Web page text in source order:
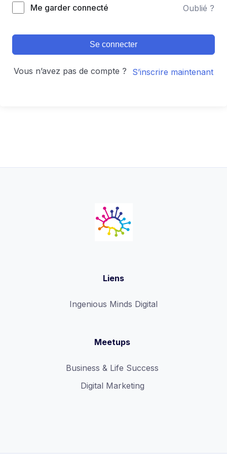
Alternative:Me garder connecté Oublié ?
Se connecter
Vous n’avez pas de compte ? S’inscrire maintenant
Liens
Ingenious Minds Digital
Meetups
Business & Life Success
Digital Marketing